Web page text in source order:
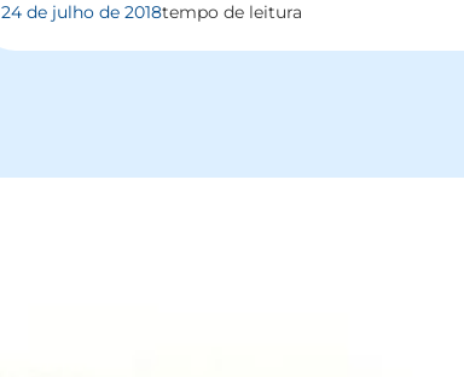
24 de julho de 2018tempo de leitura